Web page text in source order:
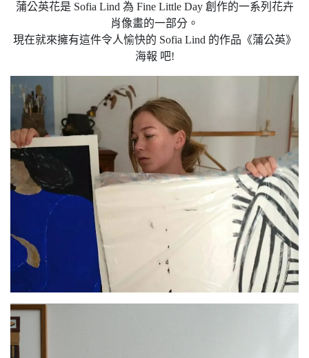
蒲公英花是 Sofia Lind 為 Fine Little Day 創作的一系列花卉
肖像畫的一部分。
現在就來擁有這件令人愉快的 Sofia Lind 的作品《蒲公英》
海報 吧!